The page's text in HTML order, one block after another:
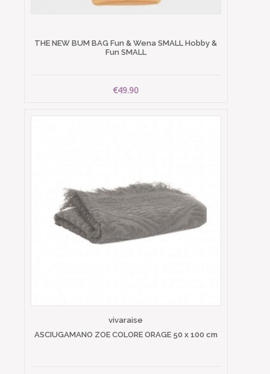
THE NEW BUM BAG Fun & Wena SMALL Hobby &
Fun SMALL
€49.90
vivaraise
ASCIUGAMANO ZOE COLORE ORAGE 50 x 100 cm